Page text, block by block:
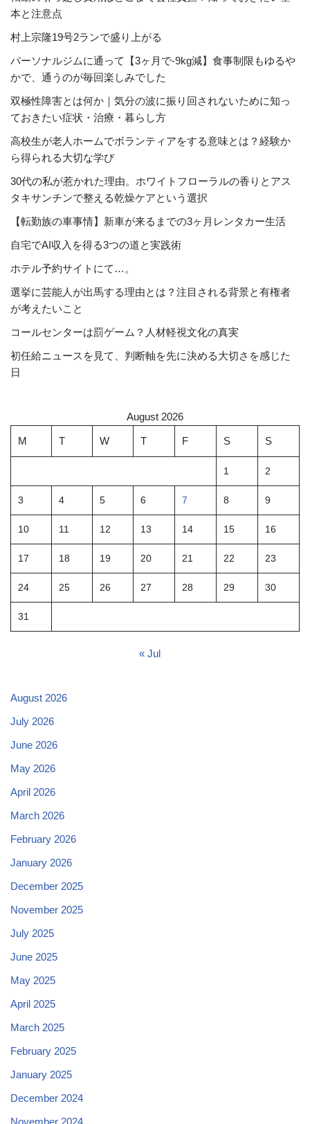
本と注意点
村上宗隆19号2ランで盛り上がる
パーソナルジムに通って【3ヶ月で-9kg減】食事制限もゆるや
かで、通うのが毎回楽しみでした
双極性障害とは何か｜気分の波に振り回されないために知っ
ておきたい症状・治療・暮らし方
高校生が老人ホームでボランティアをする意味とは？経験か
ら得られる大切な学び
30代の私が惹かれた理由。ホワイトフローラルの香りとアス
タキサンチンで整える乾燥ケアという選択
【転勤族の車事情】新車が来るまでの3ヶ月レンタカー生活
自宅でAI収入を得る3つの道と実践術
ホテル予約サイトにて…。
選挙に芸能人が出馬する理由とは？注目される背景と有権者
が考えたいこと
コールセンターは罰ゲーム？人材軽視文化の真実
初任給ニュースを見て、判断軸を先に決める大切さを感じた
日
August 2026
M T W T F S S
1 2
3 4 5 6 7 8 9
10 11 12 13 14 15 16
17 18 19 20 21 22 23
24 25 26 27 28 29 30
31
« Jul
August 2026
July 2026
June 2026
May 2026
April 2026
March 2026
February 2026
January 2026
December 2025
November 2025
July 2025
June 2025
May 2025
April 2025
March 2025
February 2025
January 2025
December 2024
November 2024